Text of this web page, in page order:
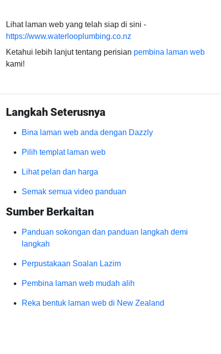
Lihat laman web yang telah siap di sini -
https://www.waterlooplumbing.co.nz
Ketahui lebih lanjut tentang perisian pembina laman web
kami!
Langkah Seterusnya
Bina laman web anda dengan Dazzly
Pilih templat laman web
Lihat pelan dan harga
Semak semua video panduan
Sumber Berkaitan
Panduan sokongan dan panduan langkah demi
langkah
Perpustakaan Soalan Lazim
Pembina laman web mudah alih
Reka bentuk laman web di New Zealand